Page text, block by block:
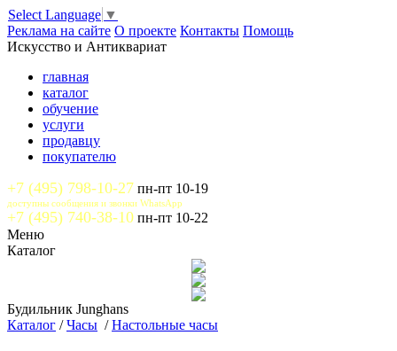
Select Language ▼
Реклама на сайте О проекте Контакты Помощь
Искусство и Антиквариат
главная
каталог
обучение
услуги
продавцу
покупателю
+7 (495) 798-10-27 пн-пт 10-19
доступны сообщения и звонки WhatsApp
+7 (495) 740-38-10 пн-пт 10-22
Меню
Каталог
Будильник Junghans
Каталог /Часы /Настольные часы